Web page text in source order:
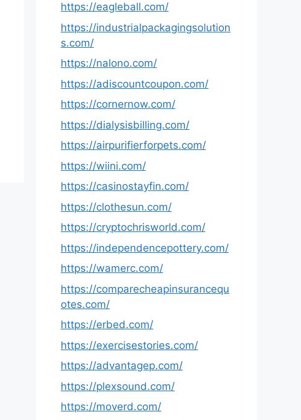
https://eagleball.com/
https://industrialpackagingsolution
s.com/
https://nalono.com/
https://adiscountcoupon.com/
https://cornernow.com/
https://dialysisbilling.com/
https://airpurifierforpets.com/
https://wiini.com/
https://casinostayfin.com/
https://clothesun.com/
https://cryptochrisworld.com/
https://independencepottery.com/
https://wamerc.com/
https://comparecheapinsurancequ
otes.com/
https://erbed.com/
https://exercisestories.com/
https://advantagep.com/
https://plexsound.com/
https://moverd.com/